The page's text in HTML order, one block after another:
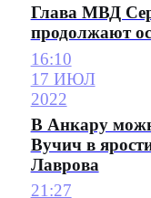
Глава МВД
продолжают
16:10
17 ИЮЛ
2022
В Анкару
Вучич в
Лаврова
21:27